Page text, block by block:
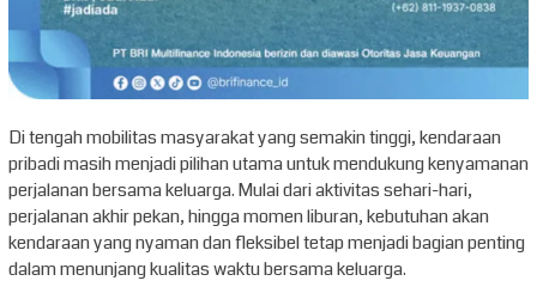
Di tengah mobilitas masyarakat yang semakin tinggi, kendaraan
pribadi masih menjadi pilihan utama untuk mendukung kenyamanan
perjalanan bersama keluarga. Mulai dari aktivitas sehari-hari,
perjalanan akhir pekan, hingga momen liburan, kebutuhan akan
kendaraan yang nyaman dan fleksibel tetap menjadi bagian penting
dalam menunjang kualitas waktu bersama keluarga.